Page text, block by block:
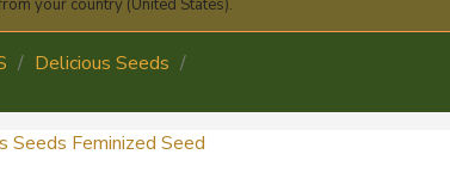
your country (United States).
Delicious Seeds